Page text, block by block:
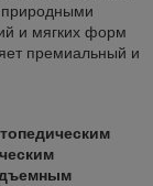
природными
и мягких форм
премиальный и